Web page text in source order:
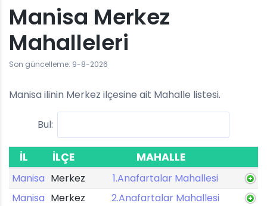
Manisa Merkez
Mahalleleri
Son güncelleme: 9-8-2026
Manisa ilinin Merkez ilçesine ait Mahalle listesi.
Bul:
İL İLÇE MAHALLE
Manisa Merkez
1.Anafartalar Mahallesi
Manisa Merkez
2.Anafartalar Mahallesi